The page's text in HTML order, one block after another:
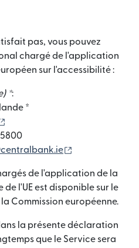
pas, vous pouvez
chargé de l'application
sur l'accessibilité :
*:
*
5800
de l'application de la
l'UE est disponible sur le
Commission européenne.
la présente déclaration
que le Service sera